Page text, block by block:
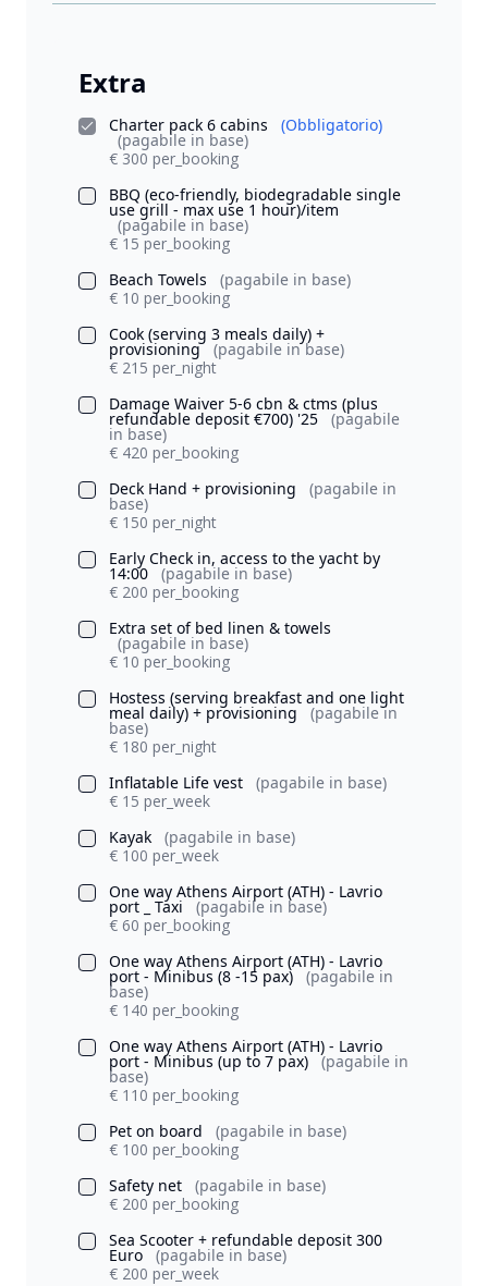
Extra
Charter pack 6 cabins (Obbligatorio)
(pagabile in base)
€ 300 per_booking
BBQ (eco-friendly, biodegradable single
use grill - max use 1 hour)/item
(pagabile in base)
€ 15 per_booking
Beach Towels
(pagabile in base)
€ 10 per_booking
Cook (serving 3 meals daily) +
provisioning (pagabile in base)
€ 215 per_night
Damage Waiver 5-6 cbn & ctms (plus
refundable deposit €700) '25 (pagabile
in base)
€ 420 per_booking
Deck Hand + provisioning
(pagabile in
base)
€ 150 per_night
Early Check in, access to the yacht by
14:00
(pagabile in base)
€ 200 per_booking
Extra set of bed linen & towels
(pagabile in base)
€ 10 per_booking
Hostess (serving breakfast and one light
meal daily) + provisioning (pagabile in
base)
€ 180 per_night
Inflatable Life vest
(pagabile in base)
€ 15 per_week
Kayak
(pagabile in base)
€ 100 per_week
One way Athens Airport (ATH) - Lavrio
port _ Taxi
(pagabile in base)
€ 60 per_booking
One way Athens Airport (ATH) - Lavrio
port - Minibus (8 -15 pax) (pagabile in
base)
€ 140 per_booking
One way Athens Airport (ATH) - Lavrio
port - Minibus (up to 7 pax) (pagabile in
base)
€ 110 per_booking
Pet on board
(pagabile in base)
€ 100 per_booking
Safety net
(pagabile in base)
€ 200 per_booking
Sea Scooter + refundable deposit 300
Euro
(pagabile in base)
€ 200 per_week